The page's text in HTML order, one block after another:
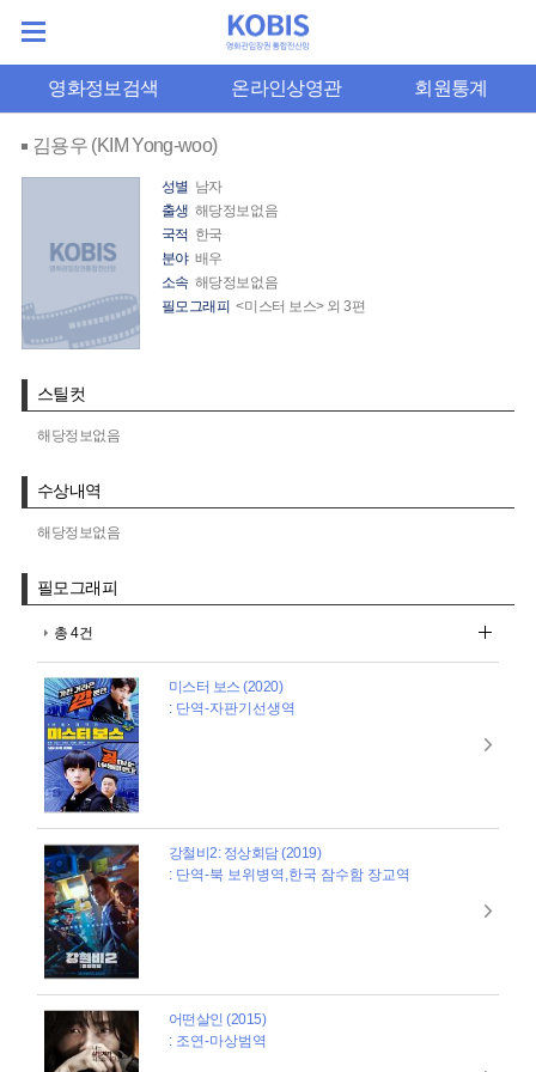
영화정보검색 온라인상영관 회원통계
김용우 (KIM Yong-woo)
성별 남자
출생 해당정보없음
국적 한국
분야 배우
소속 해당정보없음
필모그래피 <미스터 보스> 외 3편
스틸컷
해당정보없음
수상내역
해당정보없음
필모그래피
총 4건
미스터 보스 (2020)
: 단역-자판기선생역
강철비2: 정상회담 (2019)
: 단역-북 보위병역,한국 잠수함 장교역
어떤살인 (2015)
: 조연-마상범역